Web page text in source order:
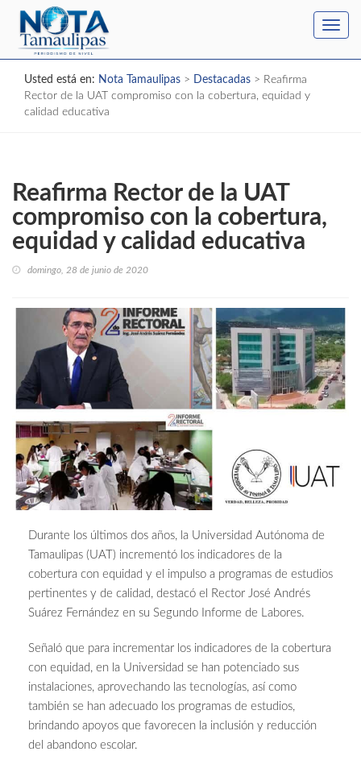
Usted está en: Nota Tamaulipas > Destacadas > Reafirma
Rector de la UAT compromiso con la cobertura, equidad y
calidad educativa
Reafirma Rector de la UAT
compromiso con la cobertura,
equidad y calidad educativa
domingo, 28 de junio de 2020
Durante los últimos dos años, la Universidad Autónoma de
Tamaulipas (UAT) incrementó los indicadores de la
cobertura con equidad y el impulso a programas de estudios
pertinentes y de calidad, destacó el Rector José Andrés
Suárez Fernández en su Segundo Informe de Labores.
Señaló que para incrementar los indicadores de la cobertura
con equidad, en la Universidad se han potenciado sus
instalaciones, aprovechando las tecnologías, así como
también se han adecuado los programas de estudios,
brindando apoyos que favorecen la inclusión y reducción
del abandono escolar.